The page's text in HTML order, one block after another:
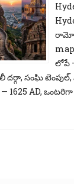
లోపే
సంఘి టెంపుల్,
AD, ఒంటరిగా